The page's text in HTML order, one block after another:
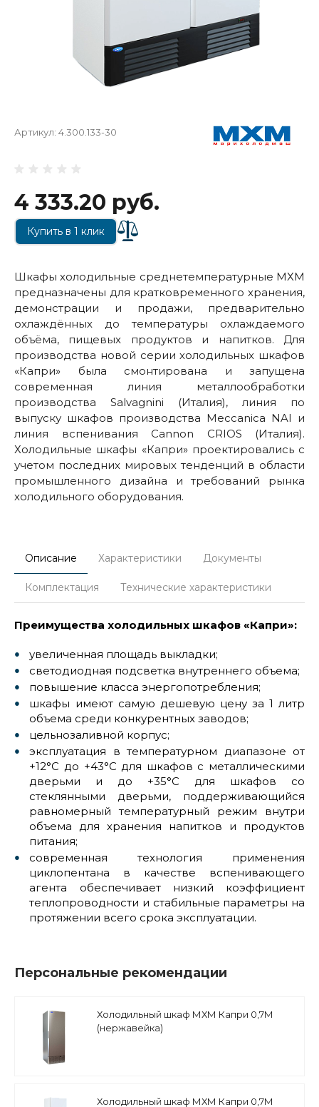
Артикул: 4.300.133-30
4 333.20 руб.
Купить в 1 клик
Шкафы холодильные среднетемпературные МХМ
предназначены для кратковременного хранения,
демонстрации и продажи, предварительно
охлаждённых до температуры охлаждаемого
объёма, пищевых продуктов и напитков. Для
производства новой cерии холодильных шкафов
«Капри» была смонтирована и запущена
современная линия металлообработки
производства Salvagnini (Италия), линия по
выпуску шкафов производства Mecсanica NAI и
линия вспенивания Cannon CRIOS (Италия).
Холодильные шкафы «Капри» проектировались с
учетом последних мировых тенденций в области
промышленного дизайна и требований рынка
холодильного оборудования.
Описание Характеристики Документы
Комплектация Технические характеристики
Преимущества холодильных шкафов «Капри»:
увеличенная площадь выкладки;
светодиодная подсветка внутреннего объема;
повышение класса энергопотребления;
шкафы имеют самую дешевую цену за 1 литр
объема среди конкурентных заводов;
цельнозаливной корпус;
эксплуатация в температурном диапазоне от
+12°С до +43°С для шкафов с металлическими
дверьми и до +35°С для шкафов со
стеклянными дверьми, поддерживающийся
равномерный температурный режим внутри
объема для хранения напитков и продуктов
питания;
современная технология применения
циклопентана в качестве вспенивающего
агента обеспечивает низкий коэффициент
теплопроводности и стабильные параметры на
протяжении всего срока эксплуатации.
Персональные рекомендации
Холодильный шкаф МХМ Капри 0,7М
(нержавейка)
Холодильный шкаф МХМ Капри 0,7М